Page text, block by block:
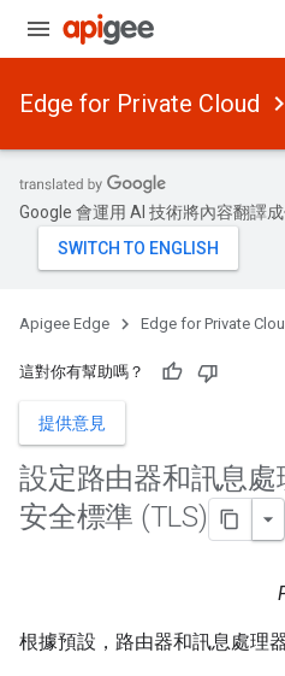
Edge for Private Cloud
Google 會運用 AI 技術將內容翻譯
Apigee Edge Edge for Private
這對你有幫助嗎？
提供意見
設定路由器和訊息
安全標準 (TLS)
根據預設，路由器和訊息處理